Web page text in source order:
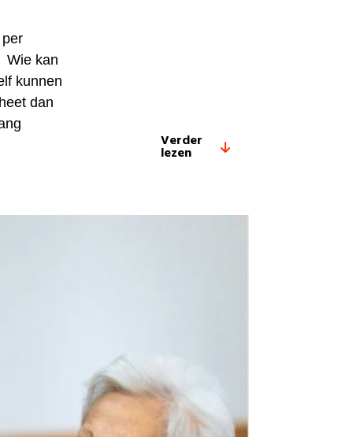
Wie kan
kunnen
dan
Verder
lezen